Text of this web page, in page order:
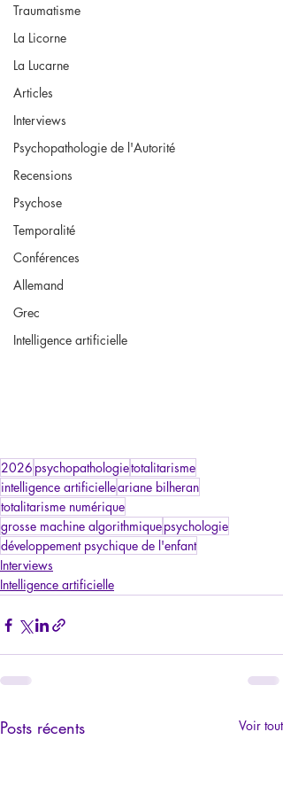
Traumatisme
La Licorne
La Lucarne
Articles
Interviews
Psychopathologie de l'Autorité
Recensions
Psychose
Temporalité
Conférences
Allemand
Grec
Intelligence artificielle
2026 psychopathologietotalitarisme
intelligence artificielleariane bilheran
totalitarisme numérique
grosse machine algorithmiquepsychologie
développement psychique de l'enfant
Interviews
Intelligence artificielle
Posts récents Voir tout